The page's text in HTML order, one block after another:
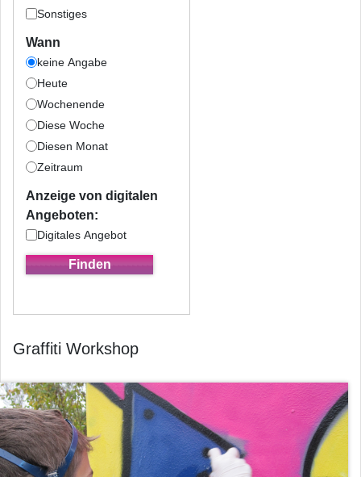
Sonstiges
Wann
keine Angabe
Heute
Wochenende
Diese Woche
Diesen Monat
Zeitraum
Anzeige von digitalen
Angeboten:
Digitales Angebot
Graffiti Workshop